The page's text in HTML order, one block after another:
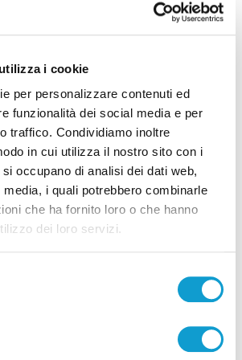
i cookie
per personalizzare contenuti ed
funzionalità dei social media e per
traffico. Condividiamo inoltre
in cui utilizza il nostro sito con i
occupano di analisi dei dati web,
i quali potrebbero combinarle
che ha fornito loro o che hanno
dei loro servizi.
1: Partita sospesa per pioggia, si
Tutti gli articoli